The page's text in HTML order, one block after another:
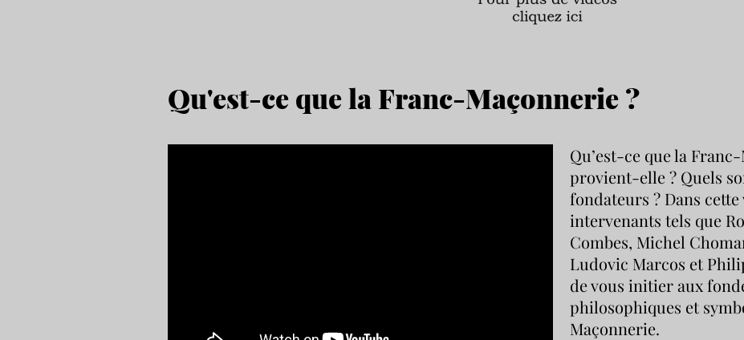
Qu'est-ce que la Franc-Maçonnerie ?
Qu’est-ce que la
provient-elle ? Quels
fondateurs ? Dans
intervenants tels que
Combes, Michel
Ludovic Marcos et
de vous initier aux
philosophiques et
Maçonnerie.